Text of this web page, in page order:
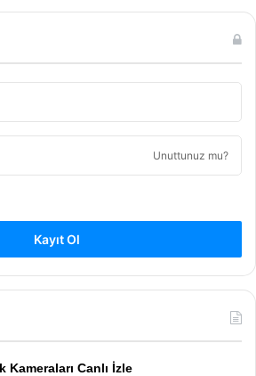
Unuttunuz mu?
Kayıt Ol
Kameraları Canlı İzle